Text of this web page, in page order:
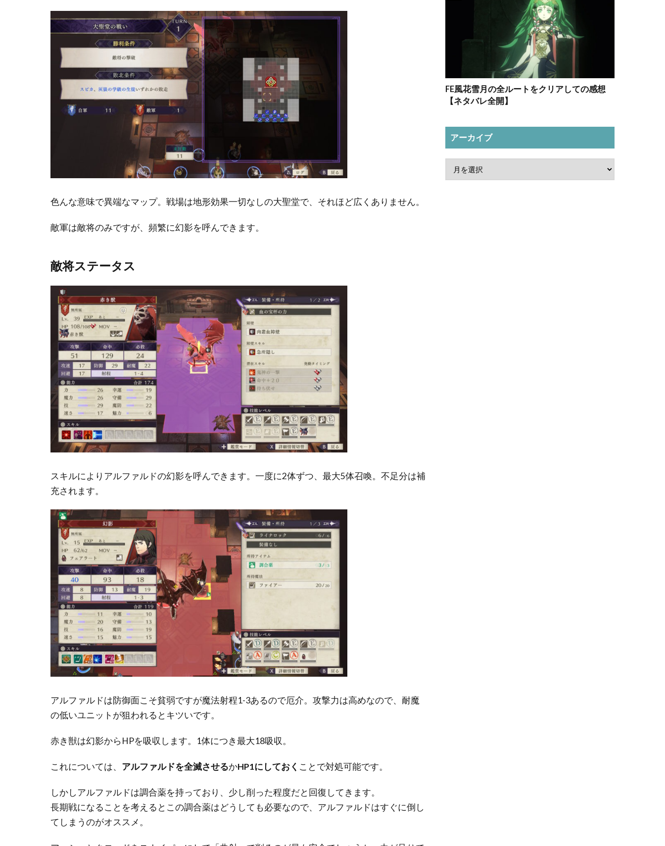
戦い
ステ
ータ
1.2
自軍
ット
2
攻
略
開
始
色んな意味で異端なマップ。戦場は地形効果一切なしの大聖堂で、それほど広くありません。
敵軍は敵将のみですが、頻繁に幻影を呼んできます。
敵将ステータス
スキルによりアルファルドの幻影を呼んできます。一度に2体ずつ、最大5体召喚。不足分は補
充されます。
アルファルドは防御面こそ貧弱ですが魔法射程1-3あるので厄介。攻撃力は高めなので、耐魔
の低いユニットが狙われるとキツいです。
赤き獣は幻影からHPを吸収します。1体につき最大18吸収。
これについては、 アルファルドを全滅させるかHP1にしておく ことで対処可能です。
しかしアルファルドは調合薬を持っており、少し削った程度だと回復してきます。
長期戦になることを考えるとこの調合薬はどうしても必要なので、アルファルドはすぐに倒し
てしまうのがオススメ。
FE風花雪月の全ルートをクリアしての感想
【ネタバレ全開】
アーカイブ